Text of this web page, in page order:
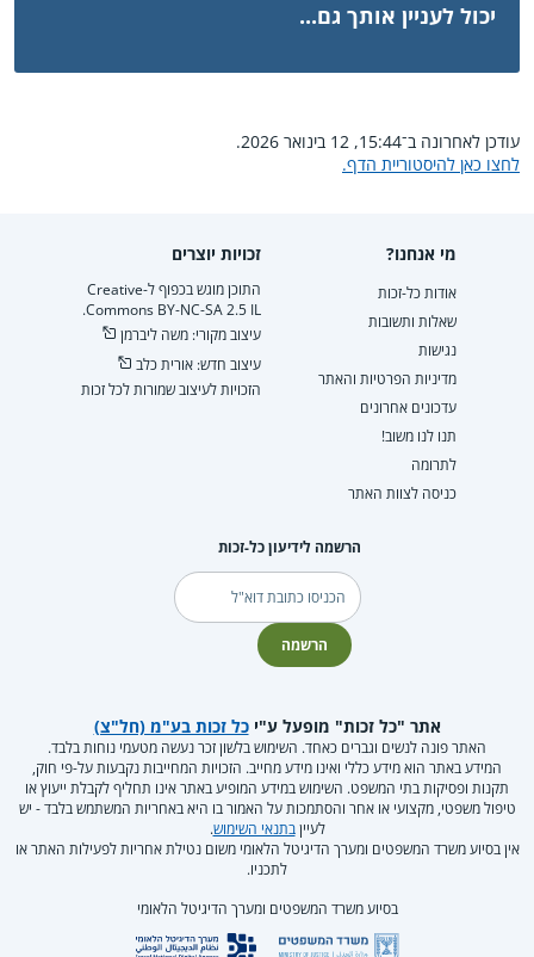
יכול לעניין אותך גם...
עודכן לאחרונה ב־15:44, 12 בינואר 2026.
לחצו כאן להיסטוריית הדף.
מי אנחנו?
אודות כל-זכות
שאלות ותשובות
נגישות
מדיניות הפרטיות והאתר
עדכונים אחרונים
תנו לנו משוב!
לתרומה
כניסה לצוות האתר
זכויות יוצרים
התוכן מוגש בכפוף ל-Creative
Commons BY-NC-SA 2.5 IL.
עיצוב מקורי: משה ליברמן
עיצוב חדש: אורית כלב
הזכויות לעיצוב שמורות לכל זכות
הרשמה לידיעון כל-זכות
דוא"ל
הרשמה
אתר "כל זכות" מופעל ע"יכל זכות בע"מ (חל"צ)
האתר פונה לנשים וגברים כאחד. השימוש בלשון זכר נעשה מטעמי נוחות בלבד.
המידע באתר הוא מידע כללי ואינו מידע מחייב. הזכויות המחייבות נקבעות על-פי חוק,
תקנות ופסיקות בתי המשפט. השימוש במידע המופיע באתר אינו תחליף לקבלת ייעוץ או
טיפול משפטי, מקצועי או אחר והסתמכות על האמור בו היא באחריות המשתמש בלבד - יש
לעייןבתנאי השימוש.
אין בסיוע משרד המשפטים ומערך הדיגיטל הלאומי משום נטילת אחריות לפעילות האתר או
לתכניו.
בסיוע משרד המשפטים ומערך הדיגיטל הלאומי